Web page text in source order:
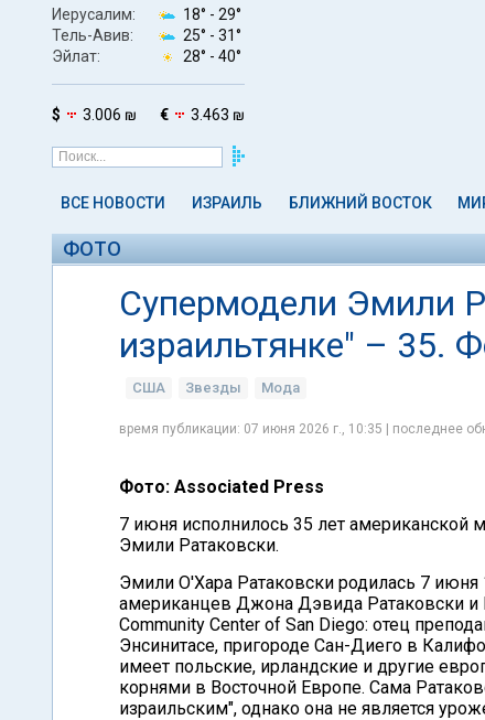
Иерусалим: 18° - 29°
Тель-Авив:
25° - 31°
Эйлат:
28° - 40°
$ 3.006 ₪ € 3.463 ₪
ВСЕ НОВОСТИ ИЗРАИЛЬ БЛИЖНИЙ ВОСТОК
ФОТО
Супермодели Эмили
израильтянке" – 35.
США Звезды Мода
время публикации: 07 июня 2026 г., 10:35 | последнее
Фото: Associated Press
7 июня исполнилось 35 лет американской
Эмили Ратаковски.
Эмили О'Хара Ратаковски родилась 7
американцев Джона Дэвида Ратаковски и
Community Center of San Diego: отец
Энсинитасе, пригороде Сан-Диего в
имеет польские, ирландские и другие
корнями в Восточной Европе. Сама
израильским", однако она не является